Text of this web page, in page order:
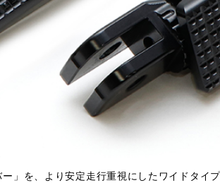
」を、より安定走行重視にしたワイドタイ